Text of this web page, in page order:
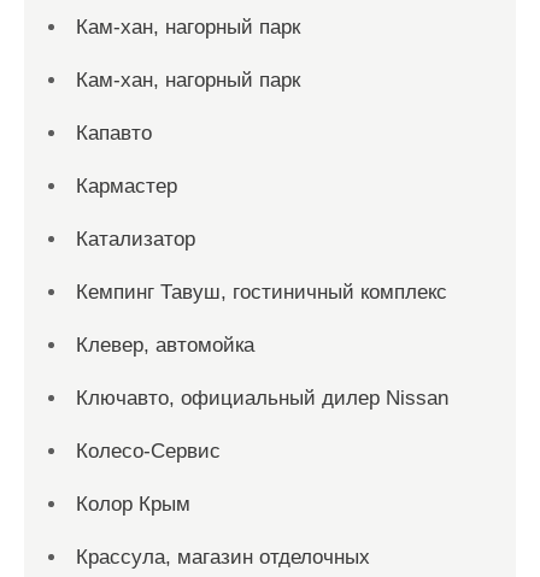
Кам-хан, нагорный парк
Кам-хан, нагорный парк
Капавто
Кармастер
Катализатор
Кемпинг Тавуш, гостиничный комплекс
Клевер, автомойка
Ключавто, официальный дилер Nissan
Колесо-Сервис
Колор Крым
Крассула, магазин отделочных